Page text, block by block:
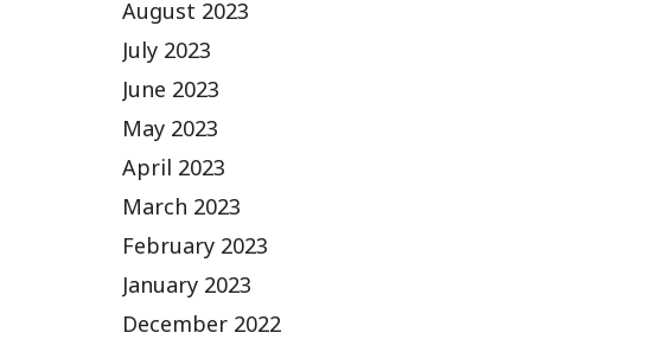
August 2023
July 2023
June 2023
May 2023
April 2023
March 2023
February 2023
January 2023
December 2022